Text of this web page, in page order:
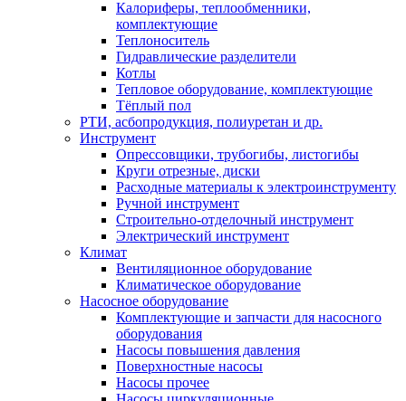
Калориферы, теплообменники,
комплектующие
Теплоноситель
Гидравлические разделители
Котлы
Тепловое оборудование, комплектующие
Тёплый пол
РТИ, асбопродукция, полиуретан и др.
Инструмент
Опрессовщики, трубогибы, листогибы
Круги отрезные, диски
Расходные материалы к электроинструменту
Ручной инструмент
Строительно-отделочный инструмент
Электрический инструмент
Климат
Вентиляционное оборудование
Климатическое оборудование
Насосное оборудование
Комплектующие и запчасти для насосного
оборудования
Насосы повышения давления
Поверхностные насосы
Насосы прочее